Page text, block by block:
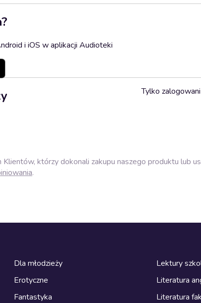
i iOS w aplikacji Audioteki
Tylko
którzy dokonali zakupu naszego produktu lub
.
Dla młodzieży
Erotyczne
Fantastyka
Lektury
Literatura
Literatura